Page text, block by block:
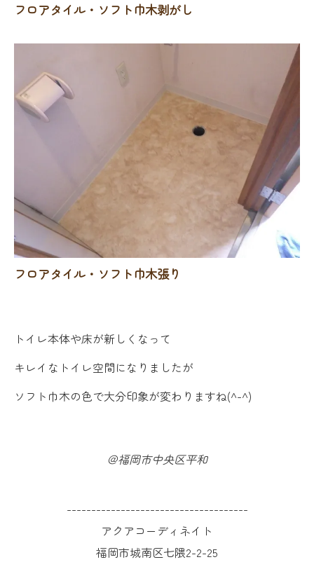
フロアタイル・ソフト巾木剥がし
フロアタイル・ソフト巾木張り
トイレ本体や床が新しくなって
キレイなトイレ空間になりましたが
ソフト巾木の色で大分印象が変わりますね(^-^)
＠福岡市中央区平和
-------------------------------------
アクアコーディネイト
福岡市城南区七隈2-2-25